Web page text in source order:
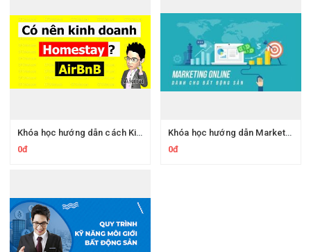
Khóa học hướng dẫn cách Kinh doanh AirBnB - Homestay hiệu quả
0đ
Khóa học hướng dẫn Marketing Online dành cho bất động sản hiệu quả nhất
0đ